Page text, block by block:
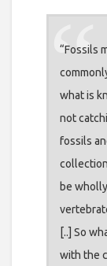
“Fossils
what is
not
fossils
be
[..] So
with the